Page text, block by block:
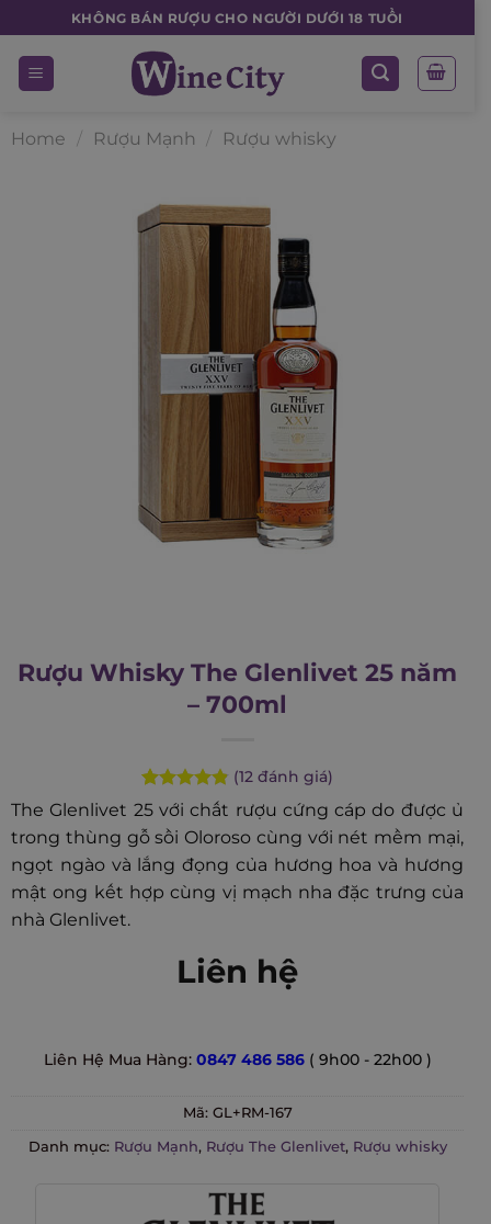
to
content
KHÔNG BÁN RƯỢU CHO NGƯỜI DƯỚI 18 TUỔI
Home / Rượu Mạnh / Rượu whisky
Rượu Whisky The Glenlivet 25 năm
– 700ml
Rated 4.83
out of 5
based on
12
customer
ratings
(12 đánh giá)
The Glenlivet 25 với chất rượu cứng cáp do được ủ
trong thùng gỗ sồi Oloroso cùng với nét mềm mại,
ngọt ngào và lắng đọng của hương hoa và hương
mật ong kết hợp cùng vị mạch nha đặc trưng của
nhà Glenlivet.
Liên hệ
Liên Hệ Mua Hàng: 0847 486 586 ( 9h00 - 22h00 )
Mã: GL+RM-167
Danh mục: Rượu Mạnh, Rượu The Glenlivet, Rượu whisky